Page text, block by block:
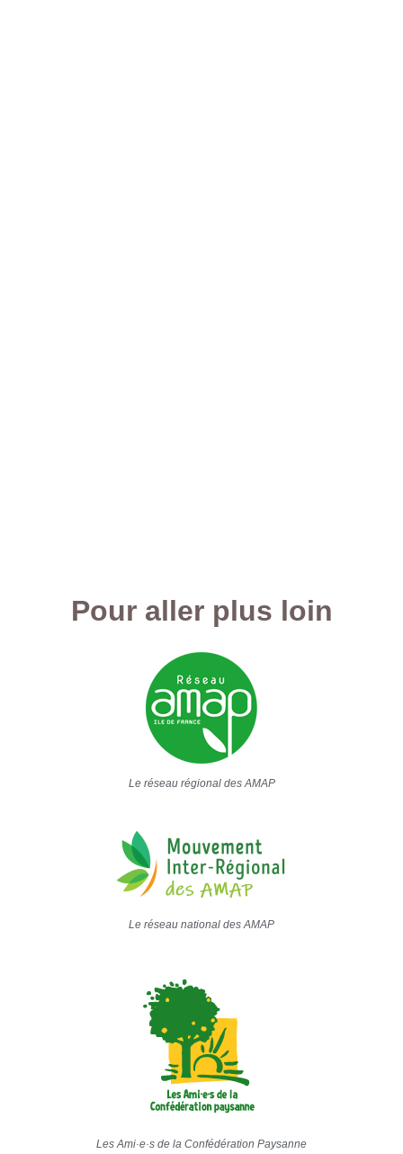
Pour aller plus loin
Le réseau régional des AMAP
Le réseau national des AMAP
Les Ami·e·s de la Confédération Paysanne